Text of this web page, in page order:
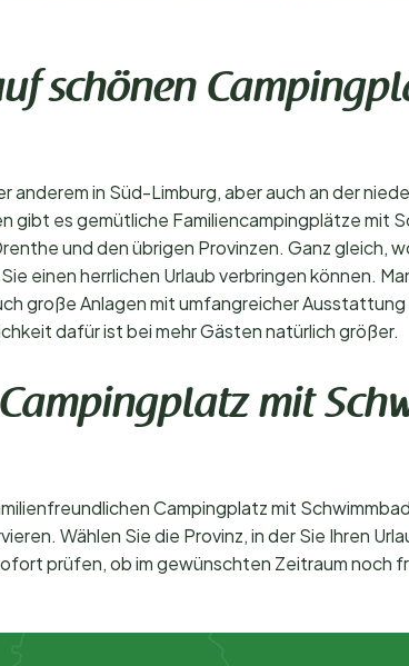
schönen
in Süd-Limburg, aber auch an der
gibt es gemütliche Familiencampingplätze mit
und den übrigen Provinzen. Ganz gleich,
einen herrlichen Urlaub verbringen können.
große Anlagen mit umfangreicher
dafür ist bei mehr Gästen natürlich größer.
mit
Campingplatz mit
Wählen Sie die Provinz, in der Sie Ihren
prüfen, ob im gewünschten Zeitraum noch